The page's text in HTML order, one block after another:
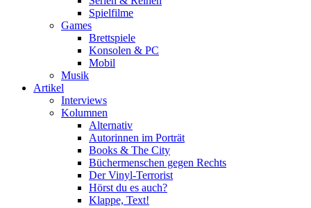
Spielfilme
Games
Brettspiele
Konsolen & PC
Mobil
Musik
Artikel
Interviews
Kolumnen
Alternativ
Autorinnen im Porträt
Books & The City
Büchermenschen gegen Rechts
Der Vinyl-Terrorist
Hörst du es auch?
Klappe, Text!